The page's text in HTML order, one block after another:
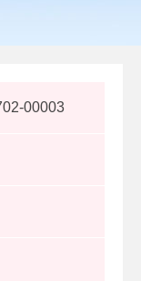
00003